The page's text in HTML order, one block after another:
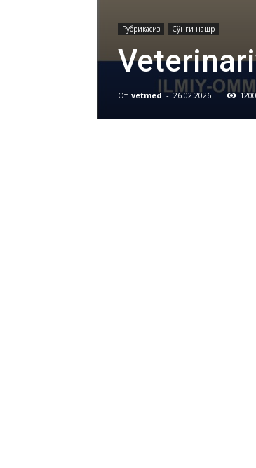
Рубрикасиз Сўнги нашр
От vetmed - 26.02.2026 1200